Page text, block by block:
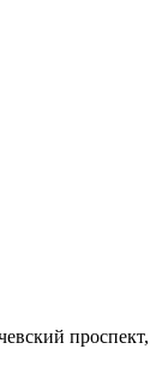
проспект,